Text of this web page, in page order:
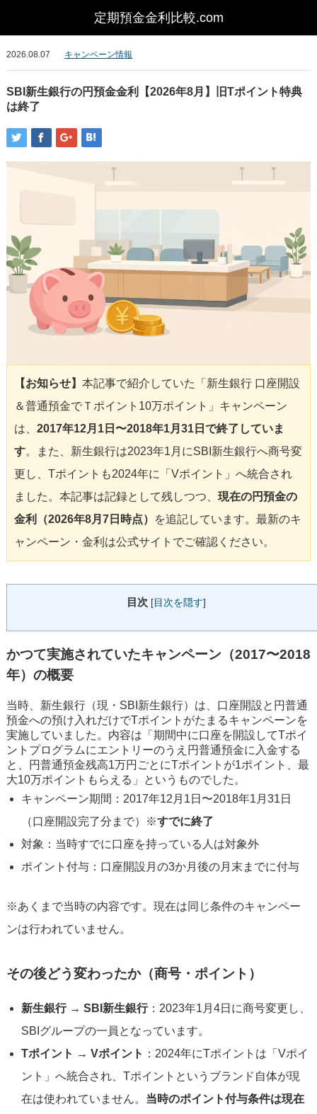
2026.08.07 キャンペーン情報
SBI新生銀行の円預金金利【2026年8月】旧Tポイント特典
は終了
【お知らせ】 本記事で紹介していた「新生銀行 口座開設
＆普通預金でＴポイント10万ポイント」キャンペーン
は、 2017年12月1日〜2018年1月31日で終了していま
す。また、新生銀行は2023年1月にSBI新生銀行へ商号変
更し、Tポイントも2024年に「Vポイント」へ統合され
ました。本記事は記録として残しつつ、 現在の円預金の
金利（2026年8月7日時点）
を追記しています。最新のキ
ャンペーン・金利は公式サイトでご確認ください。
目次 [目次を隠す]
かつて実施されていたキャンペーン（2017〜2018
年）の概要
当時、新生銀行（現・SBI新生銀行）は、口座開設と円普通
預金への預け入れだけでTポイントがたまるキャンペーンを
実施していました。内容は「期間中に口座を開設してTポイ
ントプログラムにエントリーのうえ円普通預金に入金する
と、円普通預金残高1万円ごとにTポイントが1ポイント、最
大10万ポイントもらえる」というものでした。
キャンペーン期間：2017年12月1日〜2018年1月31日
（口座開設完了分まで）※すでに終了
対象：当時すでに口座を持っている人は対象外
ポイント付与：口座開設月の3か月後の月末までに付与
※あくまで当時の内容です。現在は同じ条件のキャンペー
ンは行われていません。
その後どう変わったか（商号・ポイント）
新生銀行 → SBI新生銀行：2023年1月4日に商号変更し、
SBIグループの一員となっています。
Tポイント → Vポイント ：2024年にTポイントは「Vポイ
ント」へ統合され、Tポイントというブランド自体が現
在は使われていません。 当時のポイント付与条件は現在